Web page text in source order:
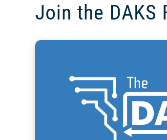
Join the DAKS